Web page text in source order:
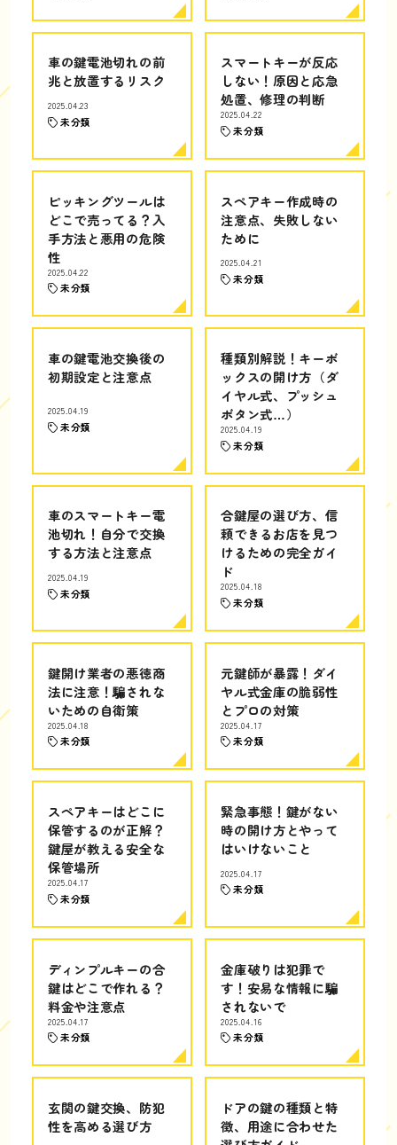
車の鍵電池切れの前
兆と放置するリスク
2025.04.23
未分類
スマートキーが反応
しない！原因と応急
処置、修理の判断
2025.04.22
未分類
ピッキングツールは
どこで売ってる？入
手方法と悪用の危険
性
2025.04.22
未分類
スペアキー作成時の
注意点、失敗しない
ために
2025.04.21
未分類
車の鍵電池交換後の
初期設定と注意点
2025.04.19
未分類
種類別解説！キーボ
ックスの開け方（ダ
イヤル式、プッシュ
ボタン式…）
2025.04.19
未分類
車のスマートキー電
池切れ！自分で交換
する方法と注意点
2025.04.19
未分類
合鍵屋の選び方、信
頼できるお店を見つ
けるための完全ガイ
ド
2025.04.18
未分類
鍵開け業者の悪徳商
法に注意！騙されな
いための自衛策
2025.04.18
未分類
元鍵師が暴露！ダイ
ヤル式金庫の脆弱性
とプロの対策
2025.04.17
未分類
スペアキーはどこに
保管するのが正解？
鍵屋が教える安全な
保管場所
2025.04.17
未分類
緊急事態！鍵がない
時の開け方とやって
はいけないこと
2025.04.17
未分類
ディンプルキーの合
鍵はどこで作れる？
料金や注意点
2025.04.17
未分類
金庫破りは犯罪で
す！安易な情報に騙
されないで
2025.04.16
未分類
玄関の鍵交換、防犯
性を高める選び方
ドアの鍵の種類と特
徴、用途に合わせた